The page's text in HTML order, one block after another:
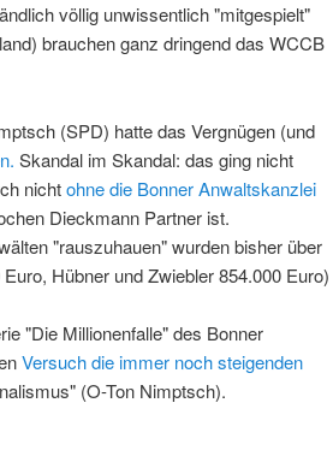
völlig unwissentlich "mitgespielt"
brauchen ganz dringend das WCCB
(SPD) hatte das Vergnügen (und
Skandal im Skandal: das ging nicht
nichtohne die Bonner Anwaltskanzlei
Dieckmann Partner ist.
"rauszuhauen" wurden bisher über
Hübner und Zwiebler 854.000 Euro)
"Die Millionenfalle" des Bonner
Versuch die immer noch steigenden
(O-Ton Nimptsch).